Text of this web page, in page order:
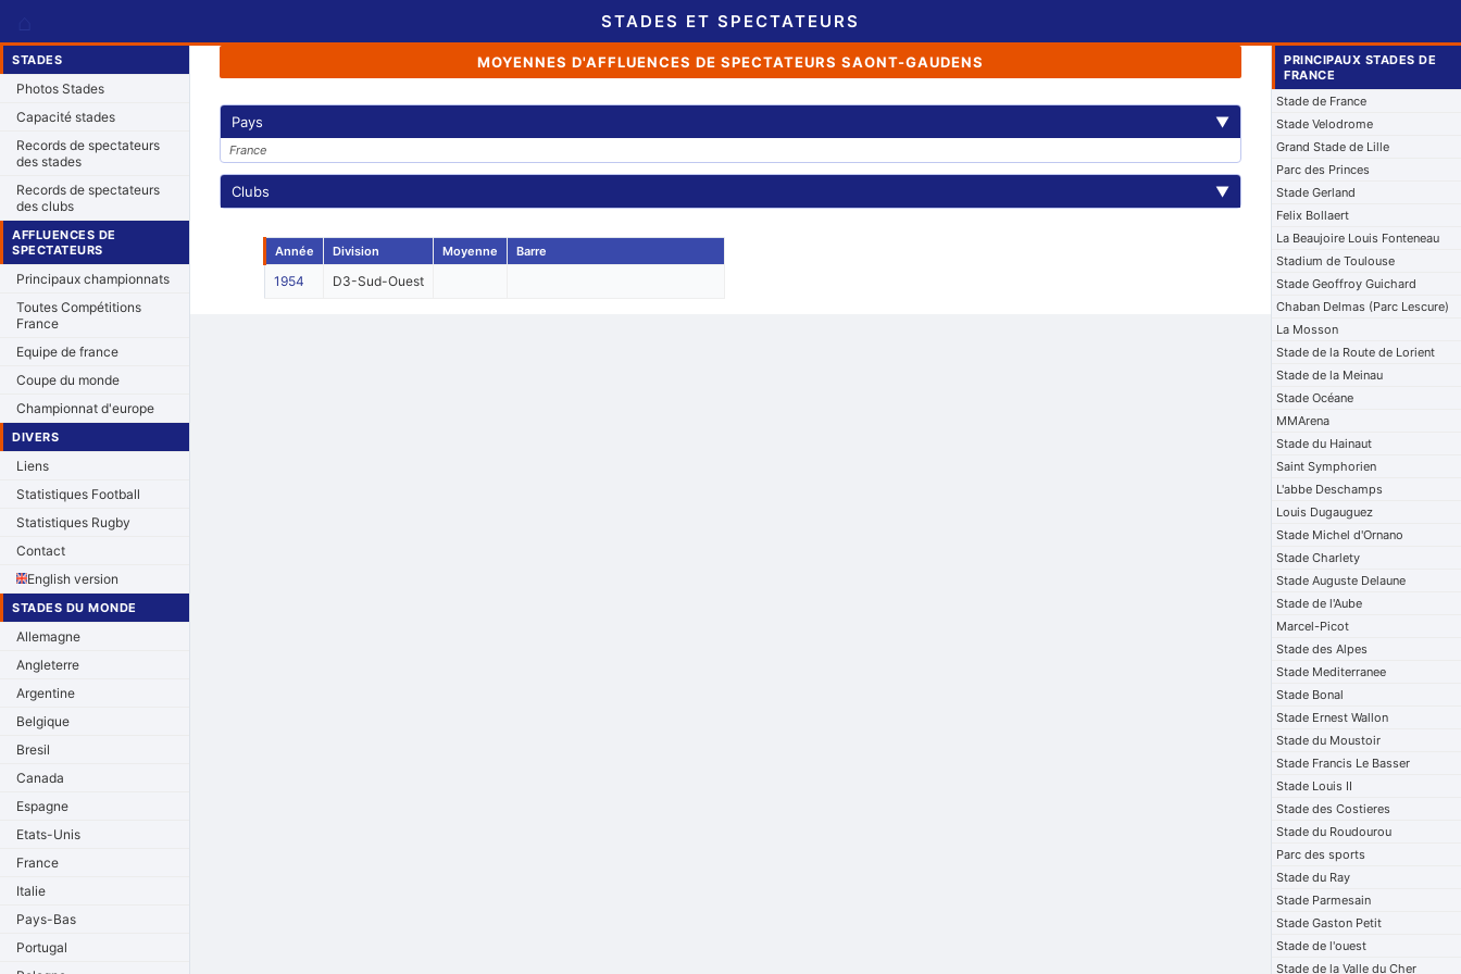
STADES ET SPECTATEURS
STADES
Photos Stades
Capacité stades
Records de spectateurs
des stades
Records de spectateurs
des clubs
AFFLUENCES DE
SPECTATEURS
Principaux championnats
Toutes Compétitions
France
Equipe de france
Coupe du monde
Championnat d'europe
DIVERS
Liens
Statistiques Football
Statistiques Rugby
Contact
English version
STADES DU MONDE
Allemagne
Angleterre
Argentine
Belgique
Bresil
Canada
Espagne
Etats-Unis
France
Italie
Pays-Bas
Portugal
MOYENNES D'AFFLUENCES DE SPECTATEURS SAONT-GAUDENS
Pays ▼
France
Clubs ▼
Année Division Moyenne Barre
1954 D3-Sud-Ouest
PRINCIPAUX STADES DE
FRANCE
Stade de France
Stade Velodrome
Grand Stade de Lille
Parc des Princes
Stade Gerland
Felix Bollaert
La Beaujoire Louis Fonteneau
Stadium de Toulouse
Stade Geoffroy Guichard
Chaban Delmas (Parc Lescure)
La Mosson
Stade de la Route de Lorient
Stade de la Meinau
Stade Océane
MMArena
Stade du Hainaut
Saint Symphorien
L'abbe Deschamps
Louis Dugauguez
Stade Michel d'Ornano
Stade Charlety
Stade Auguste Delaune
Stade de l'Aube
Marcel-Picot
Stade des Alpes
Stade Mediterranee
Stade Bonal
Stade Ernest Wallon
Stade du Moustoir
Stade Francis Le Basser
Stade Louis II
Stade des Costieres
Stade du Roudourou
Parc des sports
Stade du Ray
Stade Parmesain
Stade Gaston Petit
Stade de l'ouest
Stade de la Valle du Cher